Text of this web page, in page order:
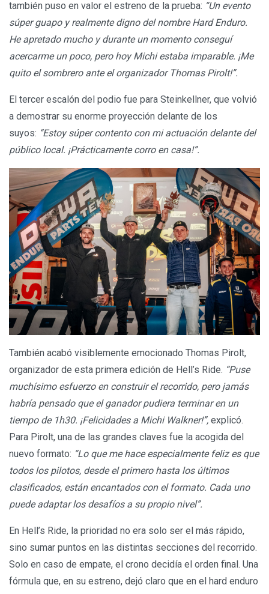
también puso en valor el estreno de la prueba: “Un evento
súper guapo y realmente digno del nombre Hard Enduro.
He apretado mucho y durante un momento conseguí
acercarme un poco, pero hoy Michi estaba imparable. ¡Me
quito el sombrero ante el organizador Thomas Pirolt!”.
El tercer escalón del podio fue para Steinkellner, que volvió
a demostrar su enorme proyección delante de los
suyos: “Estoy súper contento con mi actuación delante del
público local. ¡Prácticamente corro en casa!”.
También acabó visiblemente emocionado Thomas Pirolt,
organizador de esta primera edición de Hell’s Ride. “Puse
muchísimo esfuerzo en construir el recorrido, pero jamás
habría pensado que el ganador pudiera terminar en un
tiempo de 1h30. ¡Felicidades a Michi Walkner!”, explicó.
Para Pirolt, una de las grandes claves fue la acogida del
nuevo formato: “Lo que me hace especialmente feliz es que
todos los pilotos, desde el primero hasta los últimos
clasificados, están encantados con el formato. Cada uno
puede adaptar los desafíos a su propio nivel”.
En Hell’s Ride, la prioridad no era solo ser el más rápido,
sino sumar puntos en las distintas secciones del recorrido.
Solo en caso de empate, el crono decidía el orden final. Una
fórmula que, en su estreno, dejó claro que en el hard enduro